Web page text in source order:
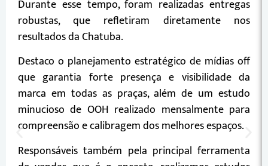
Durante esse tempo, foram realizadas entregas
robustas, que refletiram diretamente nos
resultados da Chatuba.
Destaco o planejamento estratégico de mídias off
que garantia forte presença e visibilidade da
marca em todas as praças, além de um estudo
minucioso de OOH realizado mensalmente para
compreensão e calibragem dos melhores espaços.
Responsáveis também pela principal ferramenta